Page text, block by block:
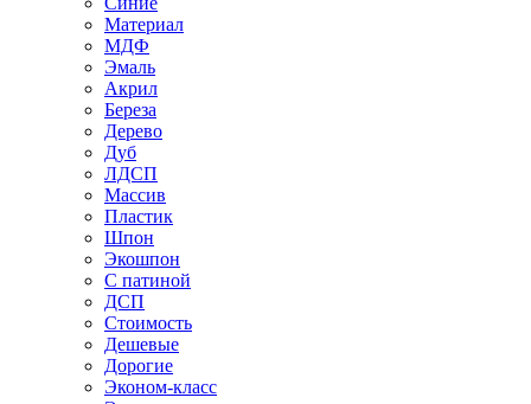
Материал
МДФ
Эмаль
Акрил
Береза
Дерево
Дуб
ЛДСП
Массив
Пластик
Шпон
Экошпон
С патиной
ДСП
Стоимость
Дешевые
Дорогие
Эконом-класс